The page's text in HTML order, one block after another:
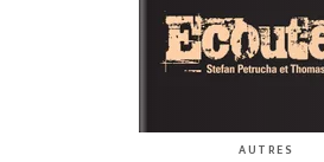
AUTRES